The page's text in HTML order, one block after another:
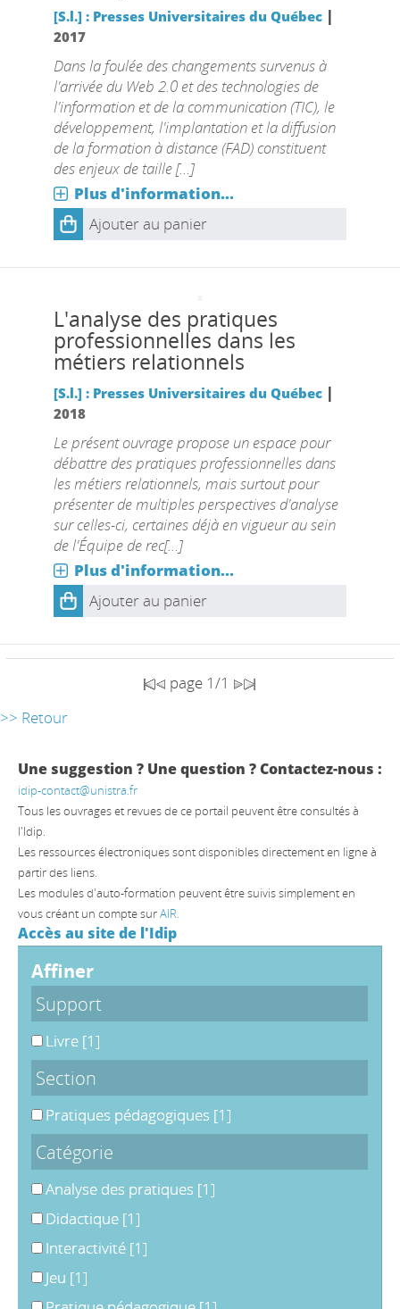
[S.l.] : Presses Universitaires du Québec|
2017
Dans la foulée des changements survenus à
l'arrivée du Web 2.0 et des technologies de
l'information et de la communication (TIC), le
développement, l'implantation et la diffusion
de la formation à distance (FAD) constituent
des enjeux de taille [...]
Plus d'information...
Ajouter au panier
L'analyse des pratiques
professionnelles dans les
métiers relationnels
[S.l.] : Presses Universitaires du Québec|
2018
Le présent ouvrage propose un espace pour
débattre des pratiques professionnelles dans
les métiers relationnels, mais surtout pour
présenter de multiples perspectives d'analyse
sur celles-ci, certaines déjà en vigueur au sein
de l'Équipe de rec[...]
Plus d'information...
Ajouter au panier
page 1/1
>> Retour
Une suggestion ? Une question ? Contactez-nous :
idip-contact@unistra.fr
Tous les ouvrages et revues de ce portail peuvent être consultés à
l'Idip.
Les ressources électroniques sont disponibles directement en ligne à
partir des liens.
Les modules d'auto-formation peuvent être suivis simplement en
vous créant un compte surAIR.
Accès au site de l'Idip
affiner
Support
Livre [1]
Section
Pratiques pédagogiques [1]
Catégorie
Analyse des pratiques [1]
Didactique [1]
Interactivité [1]
Jeu [1]